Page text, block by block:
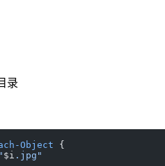
录
Object {
" $i .jpg"